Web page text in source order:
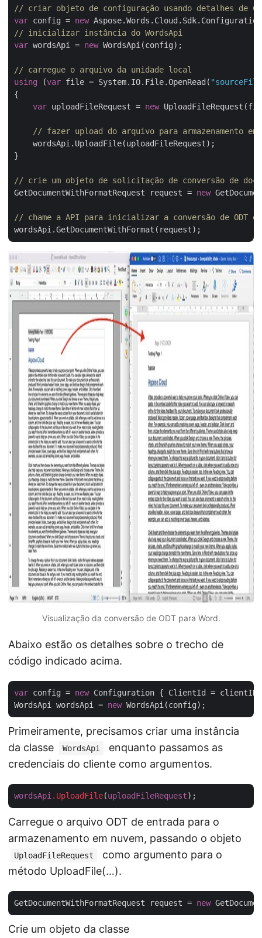
// criar objeto de configuração usando detalhes de
var config = new
// inicializar instância do WordsApi
var wordsApi = new WordsApi(config);
// carregue o arquivo da unidade local
using (var file = System.IO.File.OpenRead(
{
var uploadFileRequest = new
// fazer upload do arquivo para armazenamento em
    wordsApi.UploadFile(uploadFileRequest);
}
// crie um objeto de solicitação de conversão de
GetDocumentWithFormatRequest request = new
// chame a API para inicializar a conversão de ODT em
Visualização da conversão de ODT para Word.
Abaixo estão os detalhes sobre o trecho de
código indicado acima.
var config = new Configuration { ClientId =
WordsApi wordsApi = new
Primeiramente, precisamos criar uma instância
da classe
WordsApi
enquanto passamos as
credenciais do cliente como argumentos.
wordsApi .UploadFile(uploadFileRequest
Carregue o arquivo ODT de entrada para o
armazenamento em nuvem, passando o objeto
UploadFileRequest
como argumento para o
método UploadFile(…).
GetDocumentWithFormatRequest request = new
Crie um objeto da classe